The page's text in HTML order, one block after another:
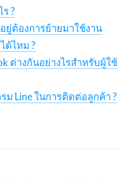
?
ยู่ต้องการย้ายมาใช้งาน
ด้ไหม ?
ต่างกันอย่างไรสำหรับผู้ใช้
ม Line ในการติดต่อลูกค้า ?